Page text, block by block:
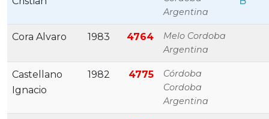
Argentina
Cora Alvaro 1983 4764
Melo Cordoba
Argentina
Castellano
Ignacio
1982 4775
Córdoba
Cordoba
Argentina